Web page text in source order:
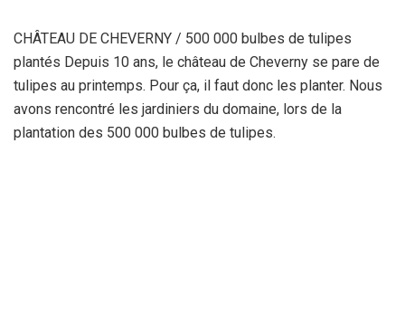
CHÂTEAU DE CHEVERNY / 500 000 bulbes de tulipes
plantés Depuis 10 ans, le château de Cheverny se pare de
tulipes au printemps. Pour ça, il faut donc les planter. Nous
avons rencontré les jardiniers du domaine, lors de la
plantation des 500 000 bulbes de tulipes.